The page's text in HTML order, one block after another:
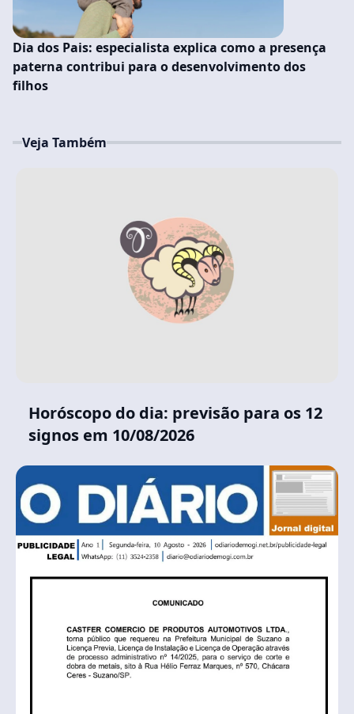
Dia dos Pais: especialista explica como a presença
paterna contribui para o desenvolvimento dos
filhos
Veja Também
Horóscopo do dia: previsão para os 12
signos em 10/08/2026